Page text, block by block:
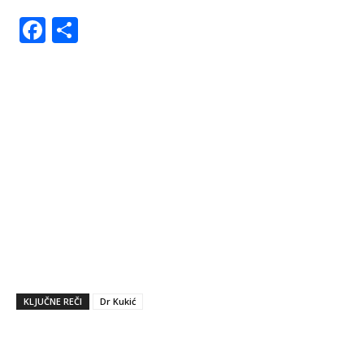
Facebook
KLJUČNE REČI Dr Kukić